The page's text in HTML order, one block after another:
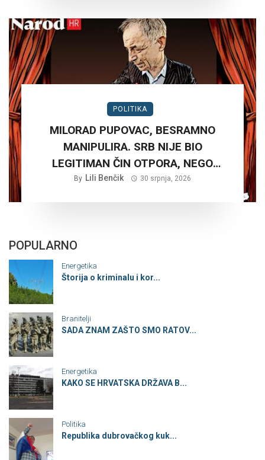
POLITIKA
MILORAD PUPOVAC, BESRAMNO
MANIPULIRA. SRB NIJE BIO
LEGITIMAN ČIN OTPORA, NEGO
PLANSKA ČETNIČKA AGRESIJA SA
By Lili Benčik 30 srpnja, 2026
POPULARNO
Energetika
Štorija o kriminalu i kor...
Branitelji
SADA ZNAM ZAŠTO SMO RATOV...
Energetika
KAKO SE HRVATSKA DRŽAVA B...
Politika
Republika dubrovačkog kuk...